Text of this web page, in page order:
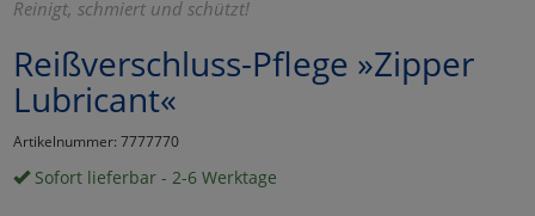
Reinigt, schmiert und schützt!
Reißverschluss-Pflege »Zipper
Lubricant«
Artikelnummer: 7777770
Sofort lieferbar - 2-6 Werktage
Umfragetools